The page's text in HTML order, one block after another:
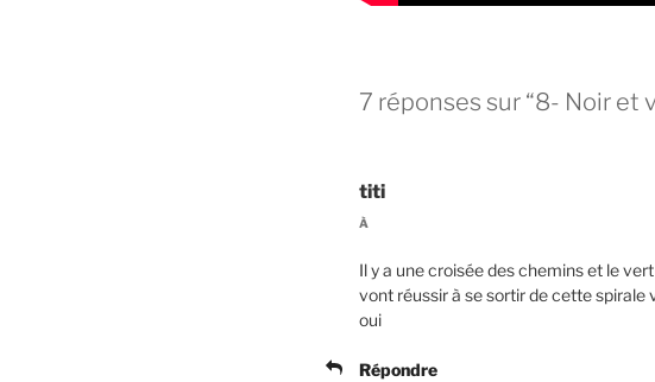
7 réponses sur “8- Noir et
titi
À
Il y a une croisée des chemins et le
vont réussir à se sortir de cette spirale
oui
Répondre